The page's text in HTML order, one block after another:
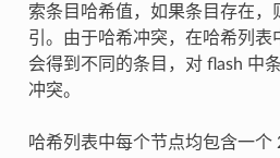
索条目哈希值，如果条目存在，
引。由于哈希冲突，在哈希列表
会得到不同的条目，对 flash 中
冲突。
哈希列表中每个节点均包含一个